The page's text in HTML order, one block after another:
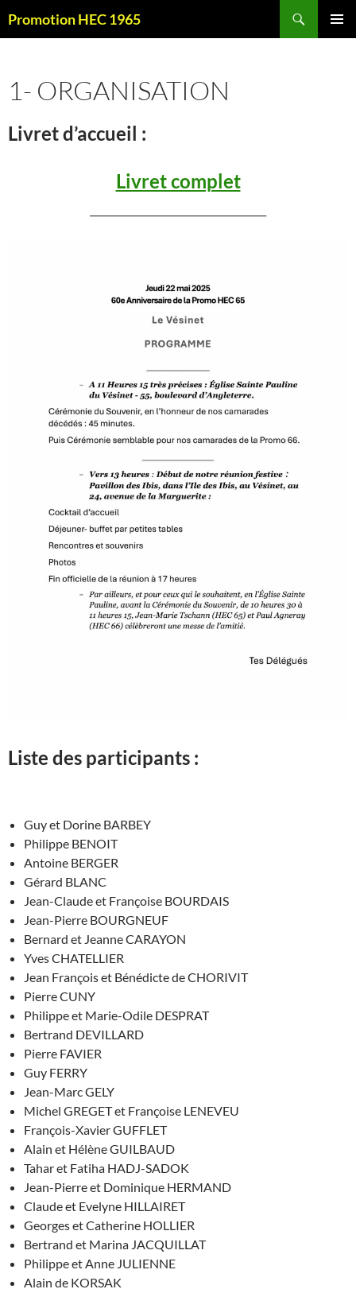
auPromotion HEC 1965
1- ORGANISATION
Livret d’accueil :
Livret complet
Liste des participants :
Guy et Dorine BARBEY
Philippe BENOIT
Antoine BERGER
Gérard BLANC
Jean-Claude et Françoise BOURDAIS
Jean-Pierre BOURGNEUF
Bernard et Jeanne CARAYON
Yves CHATELLIER
Jean François et Bénédicte de CHORIVIT
Pierre CUNY
Philippe et Marie-Odile DESPRAT
Bertrand DEVILLARD
Pierre FAVIER
Guy FERRY
Jean-Marc GELY
Michel GREGET et Françoise LENEVEU
François-Xavier GUFFLET
Alain et Hélène GUILBAUD
Tahar et Fatiha HADJ-SADOK
Jean-Pierre et Dominique HERMAND
Claude et Evelyne HILLAIRET
Georges et Catherine HOLLIER
Bertrand et Marina JACQUILLAT
Philippe et Anne JULIENNE
Alain de KORSAK